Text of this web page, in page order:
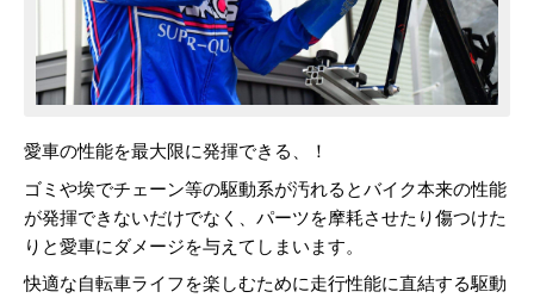
愛車の性能を最大限に発揮できる、！
ゴミや埃でチェーン等の駆動系が汚れるとバイク本来の性能
が発揮できないだけでなく、パーツを摩耗させたり傷つけた
りと愛車にダメージを与えてしまいます。
快適な自転車ライフを楽しむために走行性能に直結する駆動